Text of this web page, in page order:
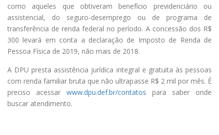
como aqueles que obtiveram benefício previdenciário ou
assistencial, do seguro-desemprego ou de programa de
transferência de renda federal no período. A concessão dos R$
300 levará em conta a declaração de Imposto de Renda de
Pessoa Física de 2019, não mais de 2018.
A DPU presta assistência jurídica integral e gratuita às pessoas
com renda familiar bruta que não ultrapasse R$ 2 mil por mês. É
preciso acessar www.dpu.def.br/contatos para saber onde
buscar atendimento.